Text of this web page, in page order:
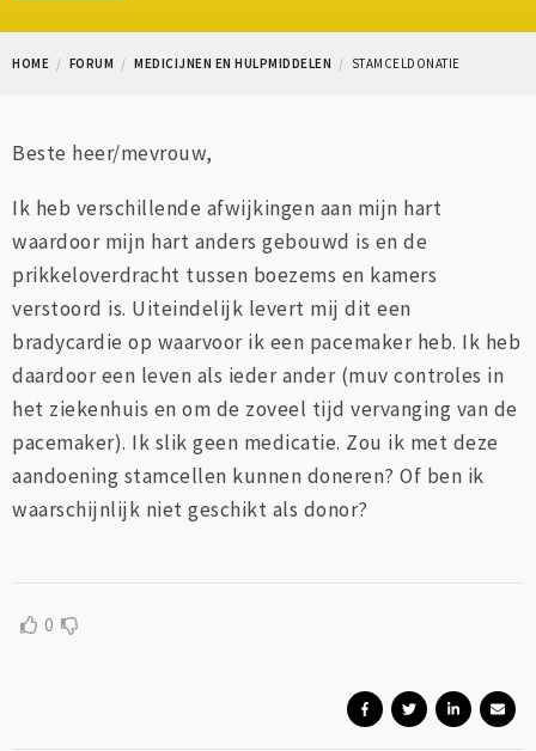
HOME FORUM MEDICIJNEN EN HULPMIDDELEN STAMCELDONATIE
Beste heer/mevrouw,
Ik heb verschillende afwijkingen aan mijn hart
waardoor mijn hart anders gebouwd is en de
prikkeloverdracht tussen boezems en kamers
verstoord is. Uiteindelijk levert mij dit een
bradycardie op waarvoor ik een pacemaker heb. Ik heb
daardoor een leven als ieder ander (muv controles in
het ziekenhuis en om de zoveel tijd vervanging van de
pacemaker). Ik slik geen medicatie. Zou ik met deze
aandoening stamcellen kunnen doneren? Of ben ik
waarschijnlijk niet geschikt als donor?
0